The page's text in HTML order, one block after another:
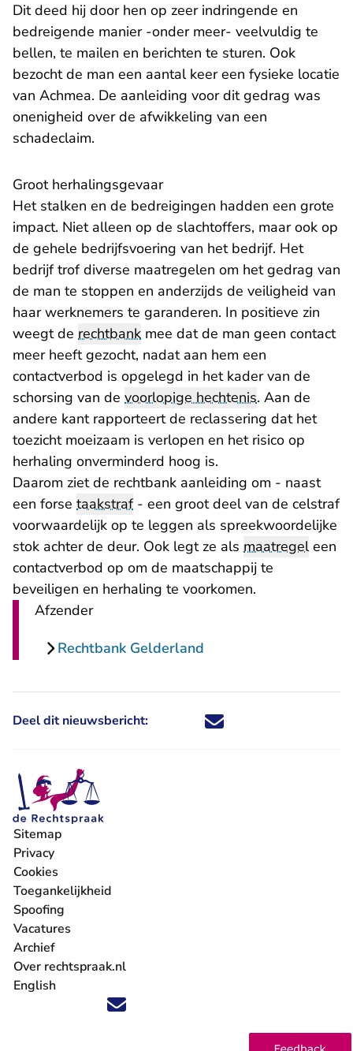
Dit deed hij door hen op zeer indringende en
bedreigende manier -onder meer- veelvuldig te
bellen, te mailen en berichten te sturen. Ook
bezocht de man een aantal keer een fysieke locatie
van Achmea. De aanleiding voor dit gedrag was
onenigheid over de afwikkeling van een
schadeclaim.
Groot herhalingsgevaar
Het stalken en de bedreigingen hadden een grote
impact. Niet alleen op de slachtoffers, maar ook op
de gehele bedrijfsvoering van het bedrijf. Het
bedrijf trof diverse maatregelen om het gedrag van
de man te stoppen en anderzijds de veiligheid van
haar werknemers te garanderen. In positieve zin
weegt de rechtbank mee dat de man geen contact
meer heeft gezocht, nadat aan hem een
contactverbod is opgelegd in het kader van de
schorsing van de voorlopige hechtenis. Aan de
andere kant rapporteert de reclassering dat het
toezicht moeizaam is verlopen en het risico op
herhaling onverminderd hoog is.
Daarom ziet de rechtbank aanleiding om - naast
een forse taakstraf- een groot deel van de celstraf
voorwaardelijk op te leggen als spreekwoordelijke
stok achter de deur. Ook legt ze als maatregeleen
contactverbod op om de maatschappij te
beveiligen en herhaling te voorkomen.
Afzender
Rechtbank Gelderland
Deel dit nieuwsbericht: Deel dit nieuwsbericht via X -
Deel dit nieuwsbericht via
Deel dit nieuwsbericht
Deel dit
Volg ons op X (Twitter) - U verlaat Rechtspraak.nl
Volg ons op Facebook - U verlaat Rechtspraak.nl
Volg ons op Instagram - U verlaat Rechtspraak.nl
Volg ons op Youtube - U verlaat Rechtspraak.nl
Volg ons op LinkedIn - U verlaat
'Blijf op de hoogte' nieuwsbrief - U verlaat
Sitemap
Privacy
Cookies
Toegankelijkheid
Spoofing
Vacatures
- U verlaat Rechtspraak.nl
Archief
Over rechtspraak.nl
English